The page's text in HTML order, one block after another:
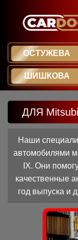
ОСТУЖЕВА
ШИШКОВА
ДЛЯ
Наши
автомобилями
IX. Они
качественные
год выпуска и